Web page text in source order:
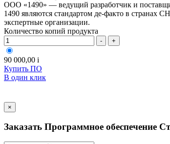
ООО «1490» — ведущий разработчик и
1490 являются стандартом де-факто в странах
экспертные организации.
Количество копий продукта
- +
90 000,00 i
Купить ПО
В один клик
×
Заказать Программное обеспечение